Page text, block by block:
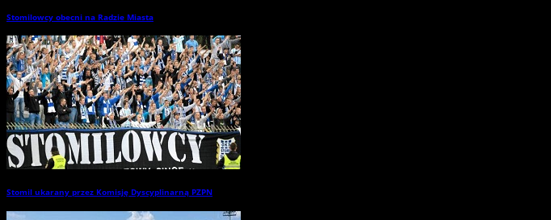
Stomilowcy obecni na Radzie Miasta
Stomil ukarany przez Komisję Dyscyplinarną PZPN